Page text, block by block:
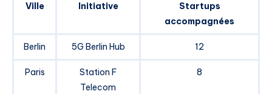
Ville Initiative
Startups
accompagnées
Berlin 5G Berlin Hub 12
Paris
Station F
Telecom
8